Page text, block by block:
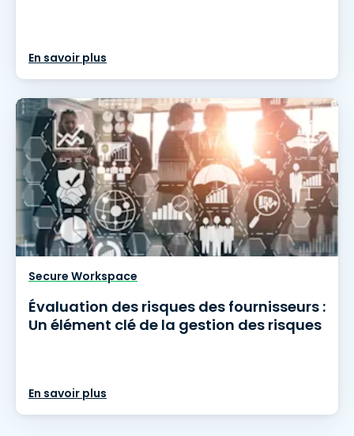
En savoir plus
Secure Workspace
Évaluation des risques des fournisseurs :
Un élément clé de la gestion des risques
En savoir plus